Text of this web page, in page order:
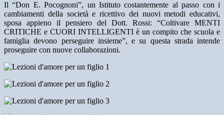
Il “Don E. Pocognoni”, un Istituto costantemente al passo con i
cambiamenti della società e ricettivo dei nuovi metodi educativi,
sposa appieno il pensiero del Dott. Rossi: “Coltivare MENTI
CRITICHE e CUORI INTELLIGENTI è un compito che scuola e
famiglia devono perseguire insieme”, e su questa strada intende
proseguire con nuove collaborazioni.